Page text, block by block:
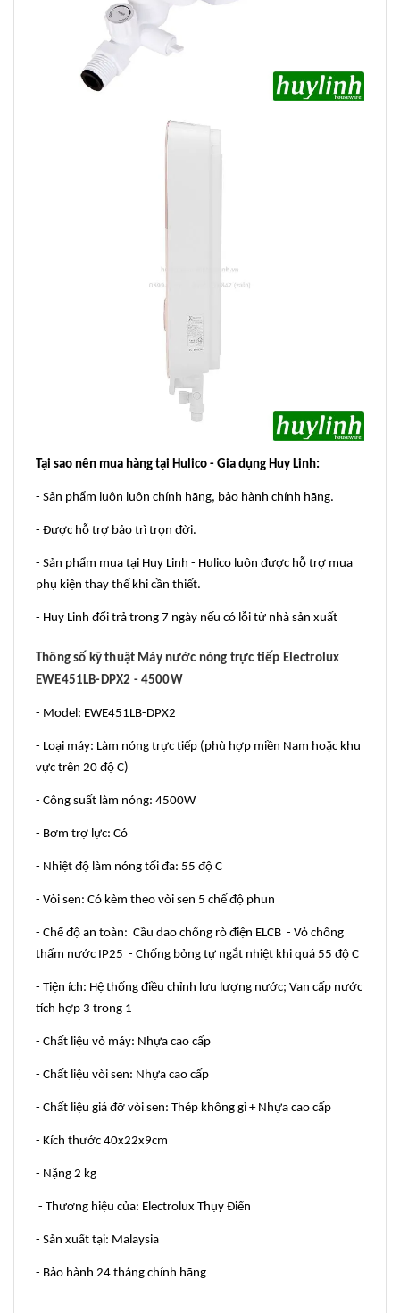
Tại sao nên mua hàng tại Hulico - Gia dụng Huy Linh:
- Sản phẩm luôn luôn chính hãng, bảo hành chính hãng.
- Được hỗ trợ bảo trì trọn đời.
- Sản phẩm mua tại Huy Linh - Hulico luôn được hỗ trợ mua
phụ kiện thay thế khi cần thiết.
- Huy Linh đổi trả trong 7 ngày nếu có lỗi từ nhà sản xuất
Thông số kỹ thuật Máy nước nóng trực tiếp Electrolux
EWE451LB-DPX2 - 4500W
- Model: EWE451LB-DPX2
- Loại máy: Làm nóng trực tiếp (phù hợp miền Nam hoặc khu
vực trên 20 độ C)
- Công suất làm nóng: 4500W
- Bơm trợ lực: Có
- Nhiệt độ làm nóng tối đa: 55 độ C
- Vòi sen: Có kèm theo vòi sen 5 chế độ phun
- Chế độ an toàn: Cầu dao chống rò điện ELCB - Vỏ chống
thấm nước IP25 - Chống bỏng tự ngắt nhiệt khi quá 55 độ C
- Tiện ích: Hệ thống điều chỉnh lưu lượng nước; Van cấp nước
tích hợp 3 trong 1
- Chất liệu vỏ máy: Nhựa cao cấp
- Chất liệu vòi sen: Nhựa cao cấp
- Chất liệu giá đỡ vòi sen: Thép không gỉ + Nhựa cao cấp
- Kích thước 40x22x9cm
- Nặng 2 kg
- Thương hiệu của: Electrolux Thụy Điển
- Sản xuất tại: Malaysia
- Bảo hành 24 tháng chính hãng